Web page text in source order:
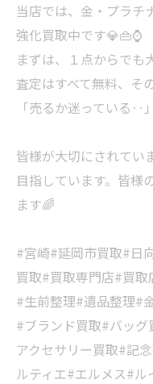
当店では、金・プラチ
強化買取中です💎👜⌚
まずは、１点からでも
査定はすべて無料、そ
「売るか迷っている
皆様が大切にされてい
目指しています。皆様
ます🌈
#宮崎#延岡市買取#日
買取#買取専門店#買
#生前整理#遺品整理#
#ブランド買取#バッ
アクセサリー買取#記
ルティエ#エルメス#